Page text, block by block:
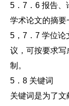
5．7．6 报告、
学术论文的摘要
5，7．7 学位论
议，可按要求写
制。
5．8 关键词
关键词是为了